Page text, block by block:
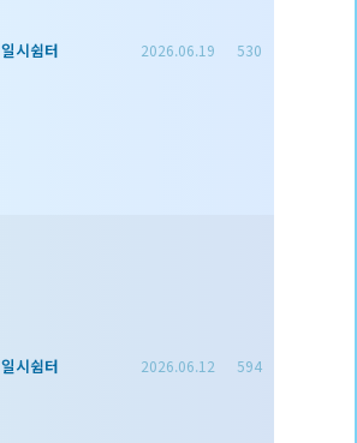
일시쉼터 2026.06.19 530
일시쉼터 2026.06.12 594